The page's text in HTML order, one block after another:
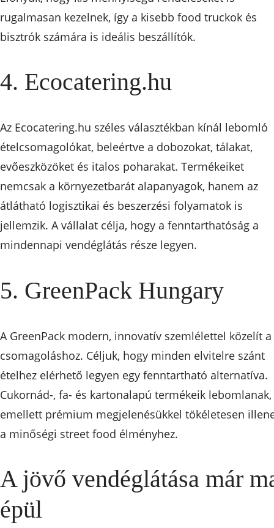
rugalmasan kezelnek, így a kisebb food truckok és
bisztrók számára is ideális beszállítók.
4. Ecocatering.hu
Az Ecocatering.hu széles választékban kínál lebomló
ételcsomagolókat, beleértve a dobozokat, tálakat,
evőeszközöket és italos poharakat. Termékeiket
nemcsak a környezetbarát alapanyagok, hanem az
átlátható logisztikai és beszerzési folyamatok is
jellemzik. A vállalat célja, hogy a fenntarthatóság a
mindennapi vendéglátás része legyen.
5. GreenPack Hungary
A GreenPack modern, innovatív szemlélettel közelít a
csomagoláshoz. Céljuk, hogy minden elvitelre szánt
ételhez elérhető legyen egy fenntartható alternatíva.
Cukornád-, fa- és kartonalapú termékeik lebomlanak,
emellett prémium megjelenésükkel tökéletesen
a minőségi street food élményhez.
A jövő vendéglátása már
épül